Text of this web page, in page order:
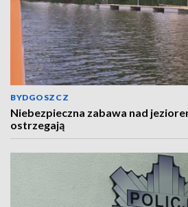
BYDGOSZCZ
Niebezpieczna zabawa nad
ostrzegają